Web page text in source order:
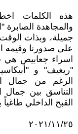
هذه الكلمات
والمجاهدة
جميلة، وبذات
على صدورنا وقيمه
اسراء جعابيص هي
"ريغيف" و
الرغم من جمال
التناسق بين جمال
القبح الداخلي
٢٠٢١/١١/٢٥